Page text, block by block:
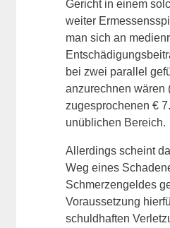
Gericht in einem
weiter
man sich an
bei zwei parallel
anzurechnen wären
zugesprochenen €
unüblichen Bereich.
Allerdings scheint
Weg eines
Schmerzengeldes
Voraussetzung
schuldhaften